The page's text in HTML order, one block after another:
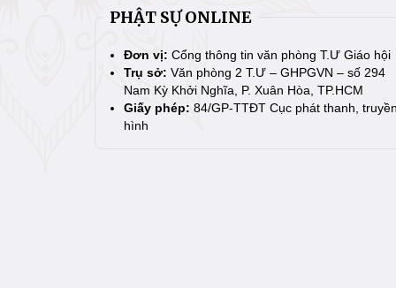
PHẬT SỰ ONLINE
Đơn vị: Cổng thông tin văn phòng T.Ư Giáo hội
Trụ sở: Văn phòng 2 T.Ư – GHPGVN – số 294
Nam Kỳ Khởi Nghĩa, P. Xuân Hòa, TP.HCM
Giấy phép: 84/GP-TTĐT Cục phát thanh,
hình